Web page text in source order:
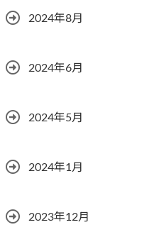
2024年8月
2024年6月
2024年5月
2024年1月
2023年12月